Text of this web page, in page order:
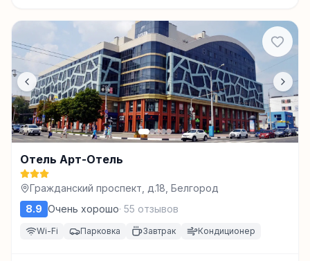
Отель Арт-Отель
Гражданский проспект, д.18, Белгород
8.9 Очень хорошо· 55 отзывов
Wi-Fi Парковка Завтрак Кондиционер